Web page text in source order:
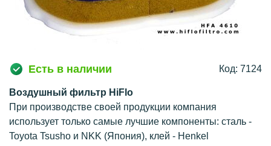
Есть в наличии Код: 7124
Воздушный фильтр HiFlo
При производстве своей продукции компания
использует только самые лучшие компоненты: сталь -
Toyota Tsusho и NKK (Япония), клей - Henkel